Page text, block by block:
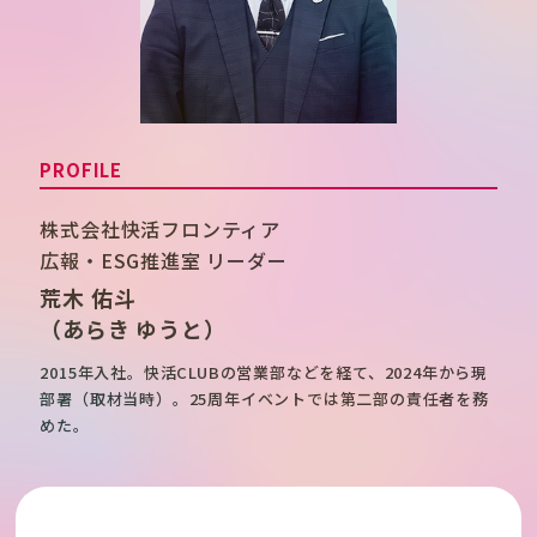
PROFILE
株式会社快活フロンティア
広報・ESG推進室 リーダー
荒木 佑斗
（あらき ゆうと）
2015年入社。快活CLUBの営業部などを経て、2024年から現
部署（取材当時）。25周年イベントでは第二部の責任者を務
めた。